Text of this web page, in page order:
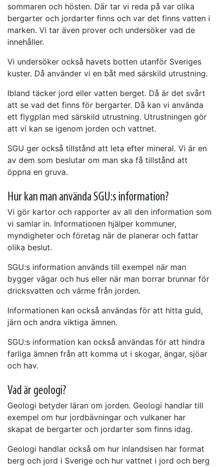
sommaren och hösten. Där tar vi reda på var olika
bergarter och jordarter finns och var det finns vatten i
marken. Vi tar även prover och undersöker vad de
innehåller.
Vi undersöker också havets botten utanför Sveriges
kuster. Då använder vi en båt med särskild utrustning.
Ibland täcker jord eller vatten berget. Då är det svårt
att se vad det finns för bergarter. Då kan vi använda
ett flygplan med särskild utrustning. Utrustningen gör
att vi kan se igenom jorden och vattnet.
SGU ger också tillstånd att leta efter mineral. Vi är en
av dem som beslutar om man ska få tillstånd att
öppna en gruva.
Hur kan man använda SGU:s information?
Vi gör kartor och rapporter av all den information som
vi samlar in. Informationen hjälper kommuner,
myndigheter och företag när de planerar och fattar
olika beslut.
SGU:s information används till exempel när man
bygger vägar och hus eller när man borrar brunnar för
dricksvatten och värme från jorden.
Informationen kan också användas för att hitta guld,
järn och andra viktiga ämnen.
SGU:s information kan också användas för att hindra
farliga ämnen från att komma ut i skogar, ängar, sjöar
och hav.
Vad är geologi?
Geologi betyder läran om jorden. Geologi handlar till
exempel om hur jordbävningar och vulkaner har
skapat de bergarter och jordarter som finns idag.
Geologi handlar också om hur inlandsisen har format
berg och jord i Sverige och hur vattnet i jord och berg